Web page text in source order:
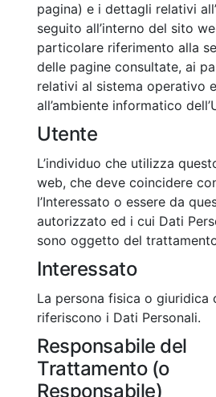
pagina) e i dettagli relativi
seguito all’interno del sito
particolare riferimento alla
delle pagine consultate, ai
relativi al sistema operativo e
all’ambiente informatico
Utente
L’individuo che utilizza
web, che deve coincidere
l’Interessato o essere da
autorizzato ed i cui Dati
sono oggetto del
Interessato
La persona fisica o giuridica
riferiscono i Dati Personali.
Responsabile del
Trattamento (o
Responsabile)